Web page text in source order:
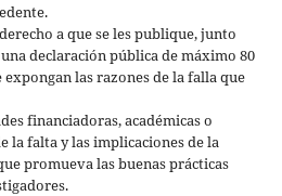
a que se les publique, junto
declaración pública de máximo 80
expongan las razones de la falla que
financiadoras, académicas o
la falta y las implicaciones de la
promueva las buenas prácticas